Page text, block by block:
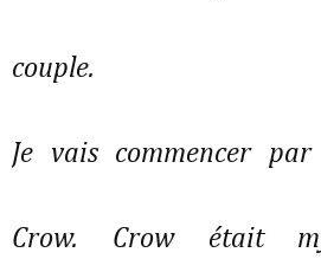
couple.
Je vais commencer
Crow. Crow était